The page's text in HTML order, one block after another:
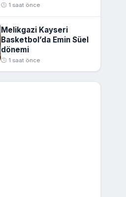
🕒 1 saat önce
Melikgazi Kayseri
Basketbol’da Emin Süel
dönemi
🕒 1 saat önce